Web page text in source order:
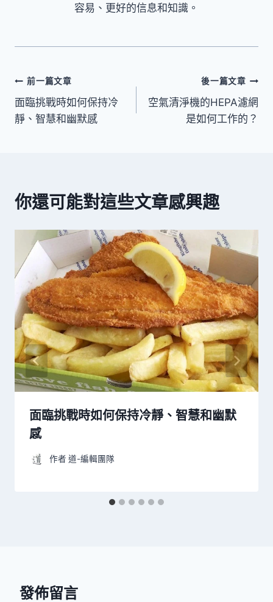
容易、更好的信息和知識。
文
章
前一篇文章
面臨挑戰時如何保持冷
靜、智慧和幽默感
後一篇文章
空氣清淨機的HEPA濾網
是如何工作的？
你還可能對這些文章感興趣
面臨挑戰時如何保持冷靜、智慧和幽默
感
作者 道-編輯團隊
發佈留言